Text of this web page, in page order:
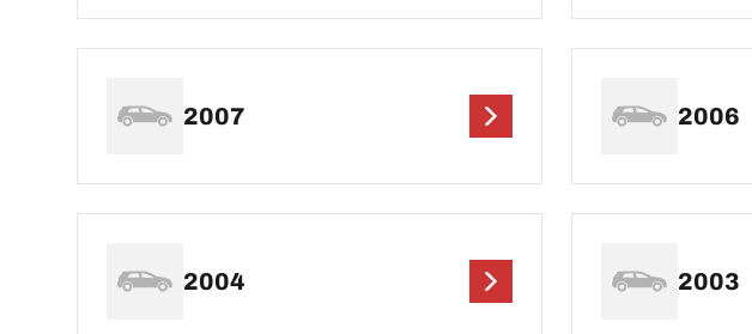
2007 2006
2004 2003